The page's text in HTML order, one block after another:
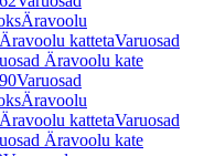
Äravoolu
Äravoolu kattetaVaruosad
Äravoolu kate
Varuosad
Äravoolu
Äravoolu kattetaVaruosad
Äravoolu kate